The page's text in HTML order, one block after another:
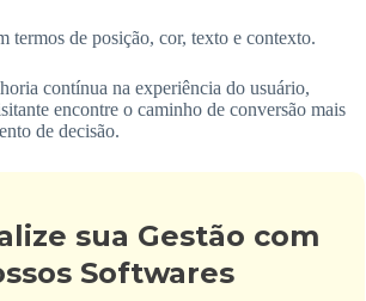
termos de posição, cor, texto e contexto.
contínua na experiência do usuário,
encontre o caminho de conversão mais
de decisão.
sua Gestão com
Softwares